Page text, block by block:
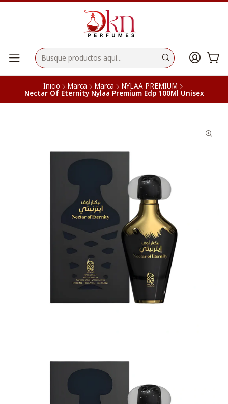
Inicio Marca Marca NYLAA PREMIUM
Nectar Of Eternity Nylaa Premium Edp 100Ml Unisex